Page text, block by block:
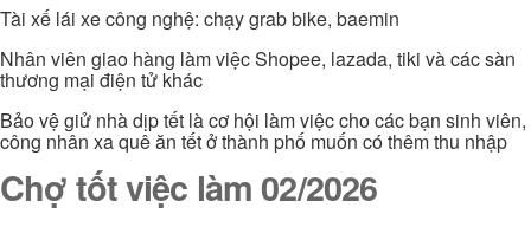
Tài xế lái xe công nghệ: chạy grab bike, baemin
Nhân viên giao hàng làm việc Shopee, lazada, tiki và các sàn
thương mại điện tử khác
Bảo vệ giử nhà dịp tết là cơ hội làm việc cho các bạn sinh viên,
công nhân xa quê ăn tết ở thành phố muốn có thêm thu nhập
Chợ tốt việc làm 02/2026